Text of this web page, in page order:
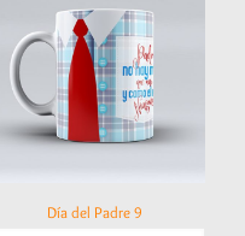
Día del Padre 9